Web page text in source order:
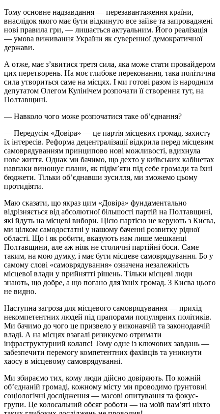
Тому основне надзавдання — перезавантаження країни,
внаслідок якого має бути відкинуто все зайве та запроваджені
нові правила гри, — лишається актуальним. Його реалізація
— умова виживання України як суверенної демократичної
держави.
А отже, має з’явитися третя сила, яка може стати провайдером
цих перетворень. На моє глибоке переконання, така політична
сила утвориться саме на місцях. І ми готові разом із народним
депутатом Олегом Кулінічем розпочати її створення тут, на
Полтавщині.
— Навколо чого може розпочатися таке об’єднання?
— Передусім «Довіра» — це партія місцевих громад, захисту
їх інтересів. Реформа децентралізації відкрила перед місцевим
самоврядуванням принципово нові можливості, вдихнула
нове життя. Однак ми бачимо, що дехто у київських кабінетах
навпаки виношує плани, як підім’яти під себе громади та їхні
бюджети. Тільки об’єднавши зусилля, ми зможемо цьому
протидіяти.
Маю сказати, що якраз цим «Довіра» фундаментально
відрізняється від абсолютної більшості партій на Полтавщині,
які йдуть на місцеві вибори. Цією партією не керують з Києва,
ми цілком самодостатні у нашому баченні розвитку рідної
області. Що і як робити, вказують нам лише мешканці
Полтавщини, але аж ніяк не столичні партійні боси. Саме
таким, на мою думку, і має бути місцеве самоврядування. Бо у
самому слові «самоврядування» означена незалежність
місцевої влади у прийнятті рішень. Тільки місцеві люди
знають, що добре, а що погано для їхніх громад. З Києва цього
не видно.
Наступна загроза для місцевого самоврядування — прихід
некомпетентних людей під прапорами популярних політиків.
Ми бачимо до чого це призвело у виконавчій та законодавчій
владі. А на місцях взагалі ризикуємо отримати
інфраструктурний колапс! Тому одне із ключових завдань —
забезпечити перемогу компетентних фахівців та уникнути
хаосу в місцевому самоврядуванні.
Ми збираємо тих, кому люди дійсно довіряють. По кожній
об’єднаній громаді, кожному місту ми проводимо ґрунтовні
соціологічні дослідження — масові опитування та фокус-
групи. Це колосальний обсяг роботи — на моїй пам’яті ніхто